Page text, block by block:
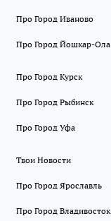
Про Город Иваново
Про Город Йошкар-Ола
Про Город Курск
Про Город Рыбинск
Про Город Уфа
Твои Новости
Про Город Ярославль
Про Город Владивосток